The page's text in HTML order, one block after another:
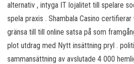
alternativ , intyga IT lojalitet till spelare
spela praxis . Shambala Casino
gränsa till till online satsa på som
plot utdrag med Nytt insättning pryl .
sammansättning av avslutade 4 000